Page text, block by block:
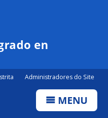
en
Administradores do Site
MENU